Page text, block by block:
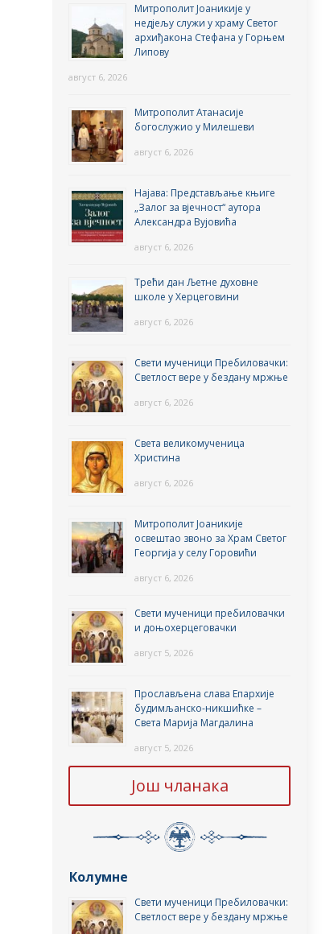
Митрополит Јоаникије у
недјељу служи у храму Светог
архиђакона Стефана у Горњем
Липову
август 6, 2026
Митрополит Атанасије
богослужио у Милешеви
август 6, 2026
Најава: Представљање књиге
„Залог за вјечност“ аутора
Александра Вујовића
август 6, 2026
Трећи дан Љетне духовне
школе у Херцеговини
август 6, 2026
Свети мученици Пребиловачки:
Светлост вере у бездану мржње
август 6, 2026
Света великомученица
Христина
август 6, 2026
Митрополит Јоаникије
освештао звоно за Храм Светог
Георгија у селу Горовићи
август 6, 2026
Свети мученици пребиловачки
и доњохерцеговачки
август 5, 2026
Прослављена слава Епархије
будимљанско-никшићке –
Света Марија Магдалина
август 5, 2026
Још чланака
Колумне
Свети мученици Пребиловачки:
Светлост вере у бездану мржње